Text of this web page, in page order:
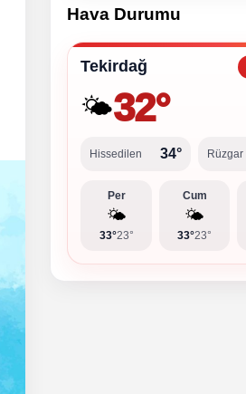
Hava Durumu
Tekirdağ
🌤️32°
Hissedilen 34° Rüzgar
Per
🌤️
33°23°
Cum
🌤️
33°23°